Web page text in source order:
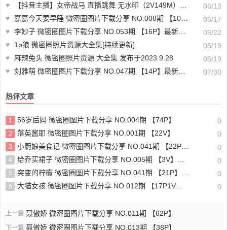
♥ 【抖音主播】女帝战马 直播跳舞 无水印（2V149M）-直播跳舞视频资源
06/13
♥
嘉嘉今天要早睡 微密圈图片下载分享 NO.008期 【10P】最新至：2025.1.19
06/17
♥ 李妙子 微密圈图片下载分享 NO.053期 【16P】最新至：2023.8.27
05/22
♥
1p狼 微密圈照片资源大全集[持续更新]
05/19
♥
麻辣兔头 微密圈照片资源 大全集 发布于2023.9.28
05/19
♥ 刘雅萌 微密圈图片下载分享 NO.047期 【14P】最新至：2024.7.26 07/30
热评文章
1 56岁后妈 微密圈图片下载分享 NO.004期 【74P】 0
2 落英酱耶 微密圈图片下载分享 NO.001期 【22V】 0
3 小厨娘美食记 微密圈图片下载分享 NO.041期 【22P】最新至：2024.7.26 0
4 给乔买裙子 微密圈图片下载分享 NO.005期 【3V】最新至：2023.7.21 0
5 突变的柠檬 微密圈图片下载分享 NO.041期 【21P】最新至：2024.8.2 0
6 大猫女孩 微密圈图片下载分享 NO.012期 【17P1V】最新至：2023.7.25 0
上一篇 聂傲娇 微密圈图片下载分享 NO.011期 【62P】
下一篇 聂傲娇 微密圈图片下载分享 NO.013期 【38P】